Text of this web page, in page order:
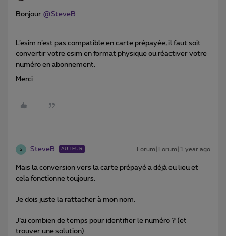
Bonjour ​ @SteveB
L’esim n’est pas compatible en carte prépayée, il faut soit
convertir votre esim en format physique ou réactiver votre
numéro en abonnement.
Merci
S SteveB AUTEUR Forum|Forum|1 year ago
Mais la conversion vers la carte prépayé a déjà eu lieu et
cela fonctionne toujours.
Je dois juste la rattacher à mon nom.
J’ai combien de temps pour identifier le numéro ? (et
trouver une solution)